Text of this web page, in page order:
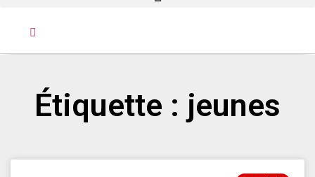
Étiquette : jeunes